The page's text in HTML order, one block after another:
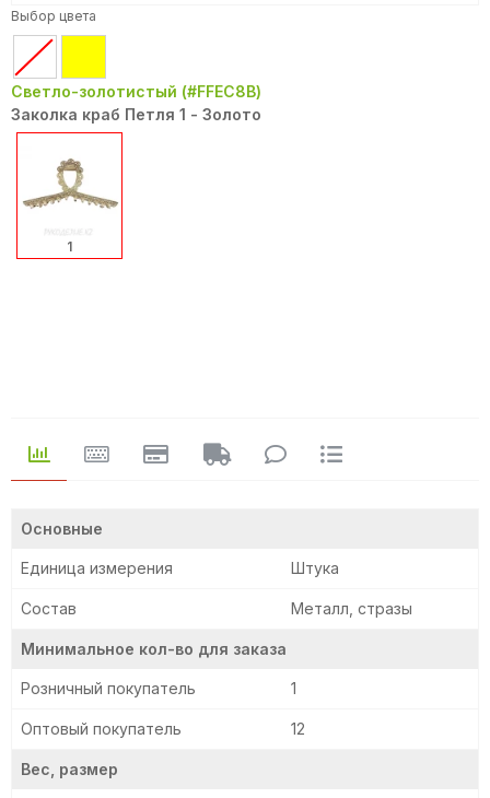
Основные
Единица измерения Штука
Состав Металл, стразы
Минимальное кол-во для заказа
Розничный покупатель 1
Оптовый покупатель 12
Вес, размер
Выбор цвета
Светло-золотистый (#FFEC8B)
Заколка краб Петля 1 - Золото
1